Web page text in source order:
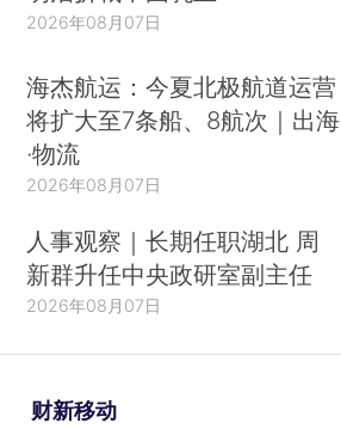
2026年08月07日
海杰航运：今夏北极航道运营
将扩大至7条船、8航次｜出海
·物流
2026年08月07日
人事观察｜长期任职湖北 周
新群升任中央政研室副主任
2026年08月07日
财新移动